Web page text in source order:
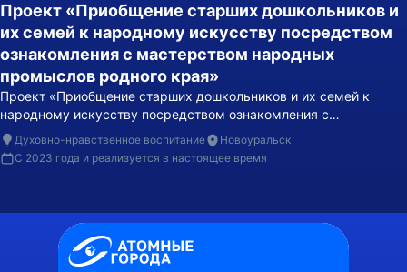
Проект «Приобщение старших дошкольников и
их семей к народному искусству посредством
ознакомления с мастерством народных
промыслов родного края»
Проект «Приобщение старших дошкольников и их семей к
народному искусству посредством ознакомления с
мастерством народных промыслов родного края» реализуется
в детском саду №42 «Василёк» г. Новоуральска.
Духовно-нравственное воспитание
Новоуральск
С 2023 года и реализуется в настоящее время